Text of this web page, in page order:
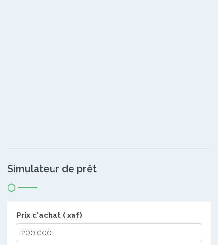
Simulateur de prêt
Prix d'achat ( xaf)